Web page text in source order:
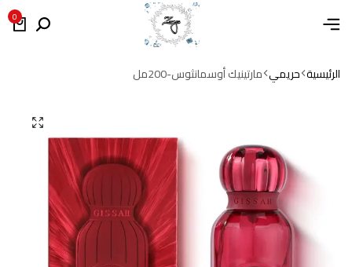
0
الرئيسية حريمي مارتينيك أوسمانثوس-200مل